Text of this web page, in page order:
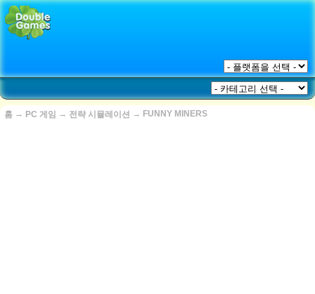
홈 → PC 게임 → 전략 시뮬레이션 → FUNNY MINERS